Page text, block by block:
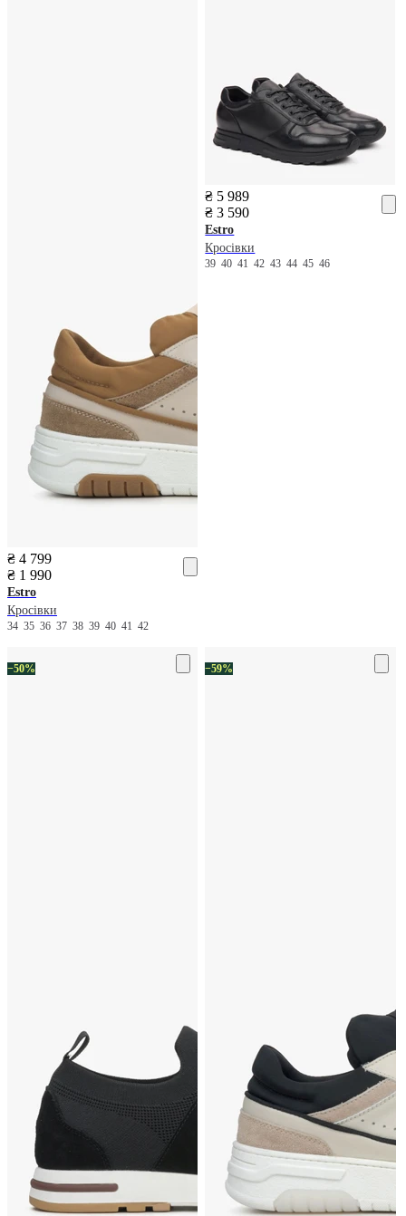
₴ 4 799
₴ 1 990
Estro
Кросівки
34 35 36 37 38 39 40 41 42
₴ 5 989
₴ 3 590
Estro
Кросівки
3940414243444546
−50% −59%